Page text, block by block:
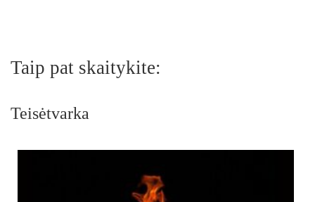
Taip pat skaitykite:
Teisėtvarka